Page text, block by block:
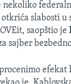
nekoliko
slabosti u
saopštio je
sajber
efekat